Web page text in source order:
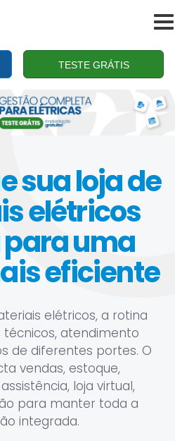
TESTE GRÁTIS
sua loja de
elétricos
uma
eficiente
elétricos, a rotina
atendimento
de diferentes portes. O
vendas, estoque,
loja virtual,
para manter toda a
integrada.